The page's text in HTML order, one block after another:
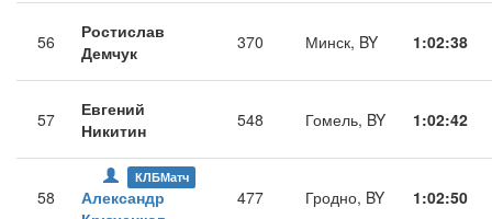
56
Ростислав
Демчук
370 Минск, BY 1:02:38
57
Евгений
Никитин
548 Гомель, BY 1:02:42
58
КЛБМатч
Александр
477 Гродно, BY 1:02:50